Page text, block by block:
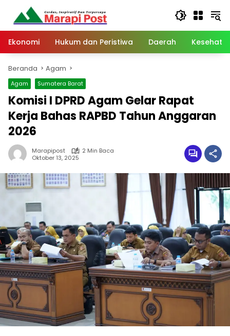
Langsung
konten
Ekonomi
Hukum dan Peristiwa Daerah
Beranda Agam
Agam Sumatera Barat
Komisi I DPRD Agam Gelar Rapat
Kerja Bahas RAPBD Tahun Anggaran
2026
Marapipost
2 Min Baca
Oktober 13, 2025